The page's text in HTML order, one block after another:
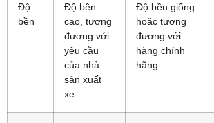
Độ
bền
Độ bền
cao, tương
đương với
yêu cầu
của nhà
sản xuất
xe.
Độ bền giống
hoặc tương
đương với
hàng chính
hãng.